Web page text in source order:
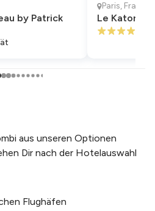
by Patrick
Paris,
Le Katorze
aus unseren Optionen
Dir nach der Hotelauswahl
Flughäfen